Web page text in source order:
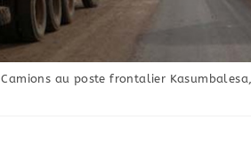
Camions au poste frontalier